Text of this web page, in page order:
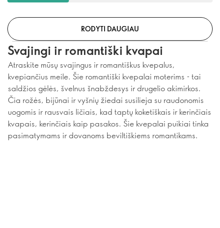
RODYTI DAUGIAU
Svajingi ir romantiški kvapai
Atraskite mūsų svajingus ir romantiškus kvepalus,
kvepiančius meile. Šie romantiški kvepalai moterims - tai
saldžios gėlės, švelnus šnabždesys ir drugelio akimirkos.
Čia rožės, bijūnai ir vyšnių žiedai susilieja su raudonomis
uogomis ir rausvais ličiais, kad taptų koketiškais ir kerinčiais
kvapais, kerinčiais kaip pasakos. Šie kvepalai puikiai tinka
pasimatymams ir dovanoms beviltiškiems romantikams.